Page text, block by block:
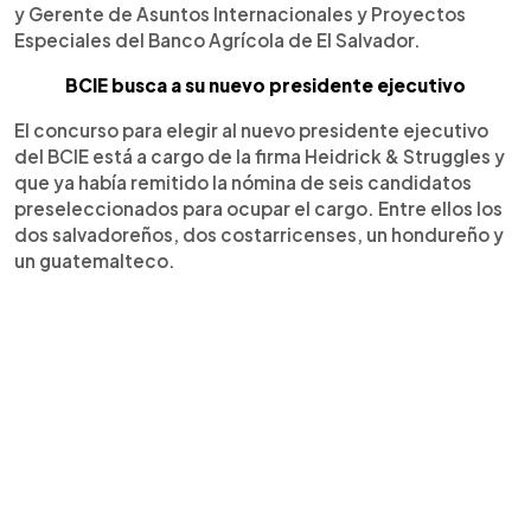
y Gerente de Asuntos Internacionales y Proyectos
Especiales del Banco Agrícola de El Salvador.
BCIE busca a su nuevo presidente ejecutivo
El concurso para elegir al nuevo presidente ejecutivo
del BCIE está a cargo de la firma Heidrick & Struggles y
que ya había remitido la nómina de seis candidatos
preseleccionados para ocupar el cargo. Entre ellos los
dos salvadoreños, dos costarricenses, un hondureño y
un guatemalteco.